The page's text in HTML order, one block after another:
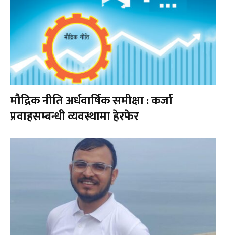
मौद्रिक नीति अर्धवार्षिक समीक्षा : कर्जा
प्रवाहसम्बन्धी व्यवस्थामा हेरफेर